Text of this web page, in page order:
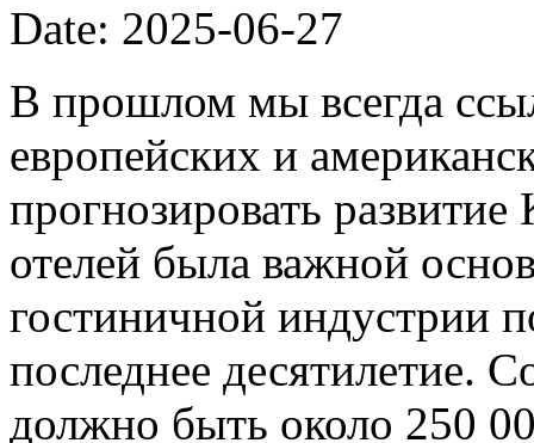
Date: 2025-06-27
В прошлом мы всегда
европейских и
прогнозировать
отелей была важной
гостиничной индустрии
последнее десятилетие.
должно быть около 250